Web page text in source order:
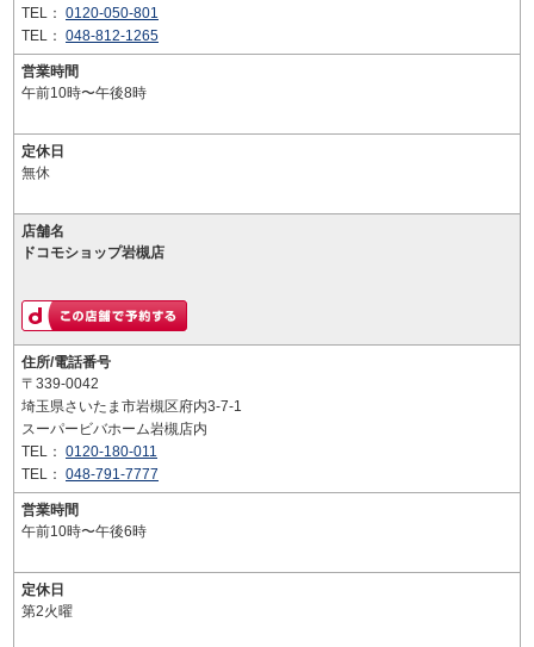
TEL： 0120-050-801
TEL： 048-812-1265
営業時間
午前10時〜午後8時
定休日
無休
店舗名
ドコモショップ岩槻店
住所/電話番号
〒339-0042
埼玉県さいたま市岩槻区府内3-7-1
スーパービバホーム岩槻店内
TEL： 0120-180-011
TEL： 048-791-7777
営業時間
午前10時〜午後6時
定休日
第2火曜